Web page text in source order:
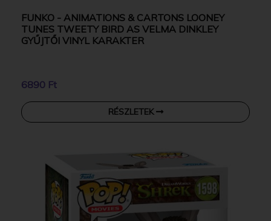
FUNKO - ANIMATIONS & CARTONS LOONEY
TUNES TWEETY BIRD AS VELMA DINKLEY
GYŰJTŐI VINYL KARAKTER
6890 Ft
RÉSZLETEK